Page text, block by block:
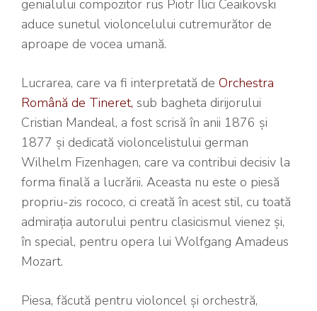
genialului compozitor rus Piotr Ilici Ceaikovski
aduce sunetul violoncelului cutremurător de
aproape de vocea umană.
Lucrarea, care va fi interpretată de Orchestra
Română de Tineret, sub bagheta dirijorului
Cristian Mandeal, a fost scrisă în anii 1876 și
1877 și dedicată violoncelistului german
Wilhelm Fizenhagen, care va contribui decisiv la
forma finală a lucrării. Aceasta nu este o piesă
propriu-zis rococo, ci creată în acest stil, cu toată
admirația autorului pentru clasicismul vienez și,
în special, pentru opera lui Wolfgang Amadeus
Mozart.
Piesa, făcută pentru violoncel și orchestră,